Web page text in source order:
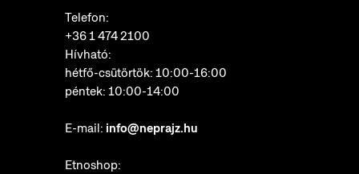
Telefon:
+36 1 474 2100
Hívható:
hétfő-csütörtök: 10:00-16:00
péntek: 10:00-14:00
E-mail: info@neprajz.hu
Etnoshop: